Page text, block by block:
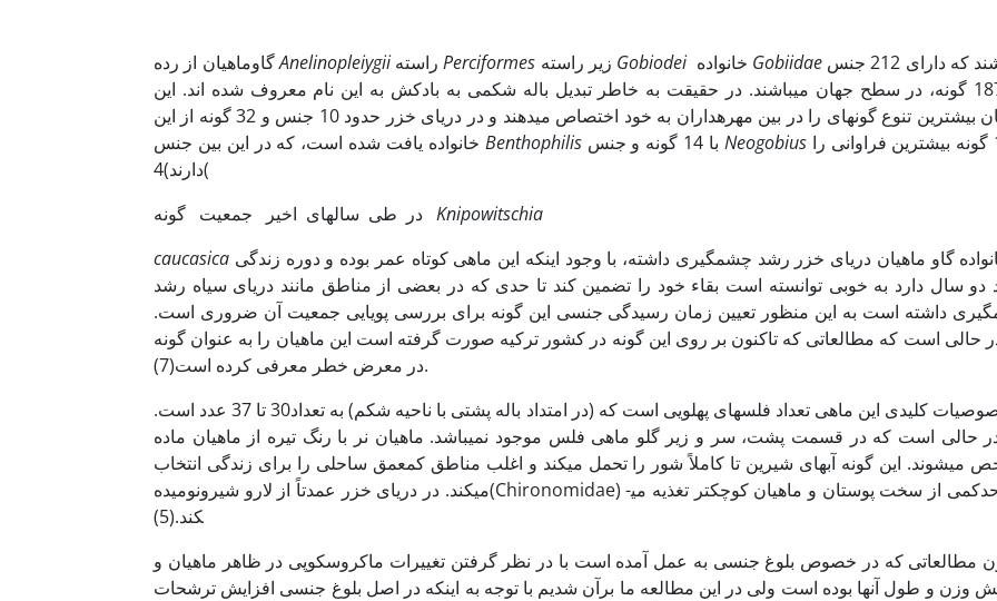
گاوماهیان از ردهAnelinopleiygii راستهPerciformes Gobiodei Gobiidaeمی­باشند که دارای 212 جنس
و 1875 گونه، در سطح جهان می­باشند. در حقیقت به خاطر تبدیل باله شکمی به بادکش به این نام معروف شده اند. این
ماهیان بیشترین تنوع گونه­ای را در بین مهره­داران به خود اختصاص می­دهند و در دریای خزر حدود 10 جنس و 32 گونه از این
Benthophilis Neogobius با 11 گونه بیشترین فراوانی را
دارند)4(
Knipowitschia
caucasica گاو ماهیان دریای خزر رشد چشمگیری داشته، با وجود اینکه این ماهی کوتاه عمر بوده و دوره زندگی
دو سال دارد به خوبی توانسته است بقاء خود را تضمین کند تا حدی که در بعضی از مناطق مانند دریای سیاه رشد
داشته است به این منظور تعیین زمان رسیدگی جنسی این گونه برای بررسی پویایی جمعیت آن ضروری است.
حالی است که مطالعاتی که تاکنون بر روی این گونه در کشور ترکیه صورت گرفته است این ماهیان را به عنوان گونه
در معرض خطر معرفی کرده است(7).
از خصوصیات کلیدی این ماهی تعداد فلس­های پهلویی است که (در امتداد باله پشتی با ناحیه شکم) به تعداد30 تا 37 عدد است.
حالی است که در قسمت پشت، سر و زیر گلو ماهی فلس موجود نمی­باشد. ماهیان نر با رنگ تیره از ماهیان ماده
می­شوند. این گونه آب­های شیرین تا کاملاً شور را تحمل می­کند و اغلب مناطق کم­عمق ساحلی را برای زندگی انتخاب
می­کند. در دریای خزر عمدتاً از لارو شیرونومیده(Chironomidae) و تا حد­کمی از سخت پوستان و ماهیان کوچکتر تغذیه می­
کند.(5)
مطالعاتی که در خصوص بلوغ جنسی به عمل آمده است با در نظر گرفتن تغییرات ماکروسکوپی در ظاهر ماهیان و
وزن و طول آنها بوده است ولی در این مطالعه ما برآن شدیم با توجه به اینکه در اصل بلوغ جنسی افزایش ترشحات